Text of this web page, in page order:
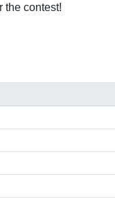
the contest!